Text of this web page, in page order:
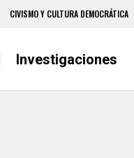
CIVISMO Y CULTURA DEMOCRÁTICA
Investigaciones